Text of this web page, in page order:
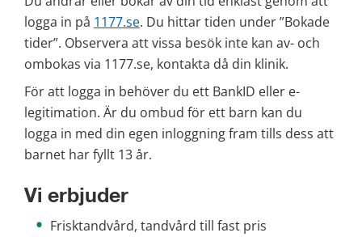
logga in på 1177.se. Du hittar tiden under ”Bokade
tider”. Observera att vissa besök inte kan av- och
ombokas via 1177.se, kontakta då din klinik.
För att logga in behöver du ett BankID eller e-
legitimation. Är du ombud för ett barn kan du
logga in med din egen inloggning fram tills dess att
barnet har fyllt 13 år.
Vi erbjuder
Frisktandvård, tandvård till fast pris